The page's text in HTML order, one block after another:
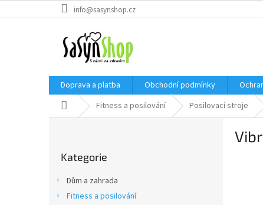
na
info@sasynshop.cz
Doprava a platba Obchodní podmínky
Domů Fitness a posilování Posilovací stroje
kategorie
Kategorie
Dům a zahrada
Fitness a posilování